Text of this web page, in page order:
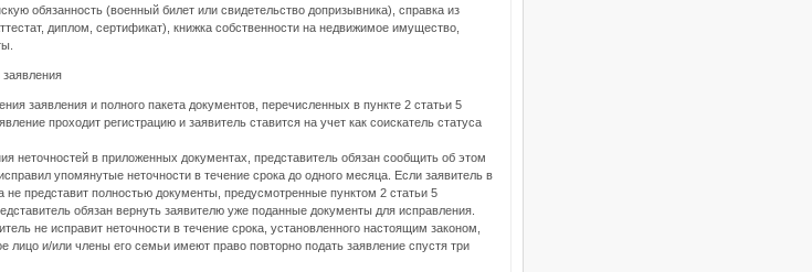
обязанность (военный билет или свидетельство допризывника), справка из
диплом, сертификат), книжка собственности на недвижимое имущество,
заявления
заявления и полного пакета документов, перечисленных в пункте 2 статьи 5
проходит регистрацию и заявитель ставится на учет как соискатель статуса
неточностей в приложенных документах, представитель обязан сообщить об этом
упомянутые неточности в течение срока до одного месяца. Если заявитель в
не представит полностью документы, предусмотренные пунктом 2 статьи 5
обязан вернуть заявителю уже поданные документы для исправления.
не исправит неточности в течение срока, установленного настоящим законом,
лицо и/или члены его семьи имеют право повторно подать заявление спустя три